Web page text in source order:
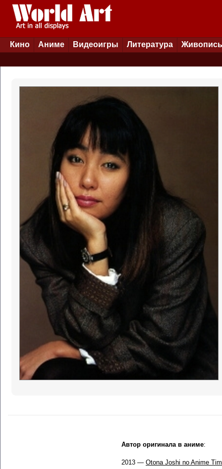
Кино Аниме Видеоигры Литература Живопись
Автор оригинала в аниме:
2013 — Otona Joshi no Anime